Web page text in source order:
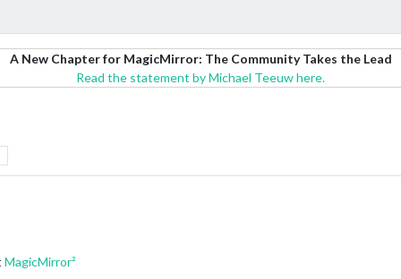
A New Chapter for MagicMirror: The Community Takes the Lead
Read the statement by Michael Teeuw here.
MagicMirror²